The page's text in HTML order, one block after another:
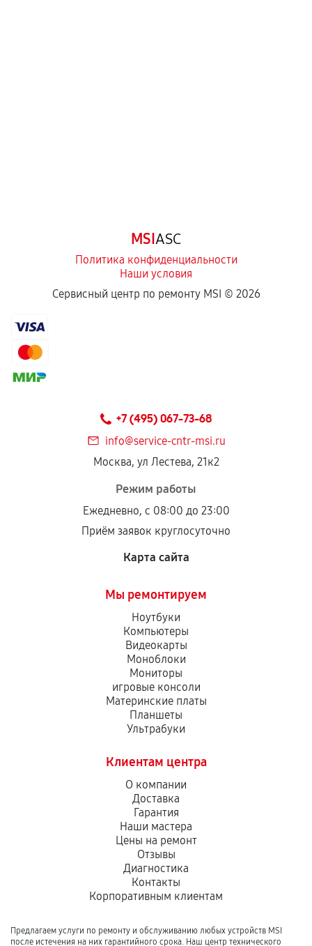
MSIASC
Политика конфиденциальности
Наши условия
Сервисный центр по ремонту MSI © 2026
+7 (495) 067-73-68
info@service-cntr-msi.ru
Москва, ул Лестева, 21к2
Режим работы
Ежедневно, с 08:00 до 23:00
Приём заявок круглосуточно
Карта сайта
Мы ремонтируем
Ноутбуки
Компьютеры
Видеокарты
Моноблоки
Мониторы
игровые консоли
Материнские платы
Планшеты
Ультрабуки
Клиентам центра
О компании
Доставка
Гарантия
Наши мастера
Цены на ремонт
Отзывы
Диагностика
Контакты
Корпоративным клиентам
Предлагаем услуги по ремонту и обслуживанию любых устройств MSI
после истечения на них гарантийного срока. Наш центр технического